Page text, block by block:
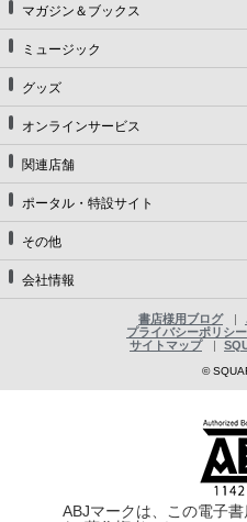
マガジン＆ブックス
ミュージック
グッズ
オンラインサービス
関連店舗
ポータル・特設サイト
その他
会社情報
書店様用ブログ
プライバシーポリシー
サイトマップ
©
ABJマークは、この電子